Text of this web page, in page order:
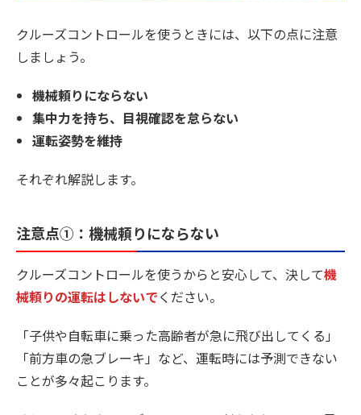
クルーズコントロールを使うときには、以下の点に注意
しましょう。
機械頼りにならない
集中力を持ち、目視確認を怠らない
運転姿勢を維持
それぞれ解説します。
注意点①：機械頼りにならない
クルーズコントロールを使うからと安心して、決して機
械頼りの運転はしないでください。
「子供や自転車に乗った高齢者が急に飛び出してくる」
「前方車の急ブレーキ」など、運転時には予測できない
ことが多々起こります。